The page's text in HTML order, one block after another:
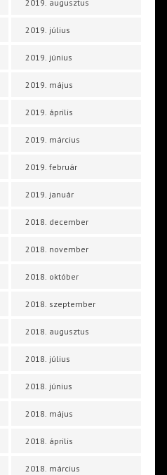
2019. augusztus
2019. július
2019. június
2019. május
2019. április
2019. március
2019. február
2019. január
2018. december
2018. november
2018. október
2018. szeptember
2018. augusztus
2018. július
2018. június
2018. május
2018. április
2018. március